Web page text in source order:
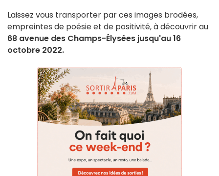
Laissez vous transporter par ces images brodées,
empreintes de poésie et de positivité, à découvrir au
68 avenue des Champs-Élysées jusqu'au 16
octobre 2022.